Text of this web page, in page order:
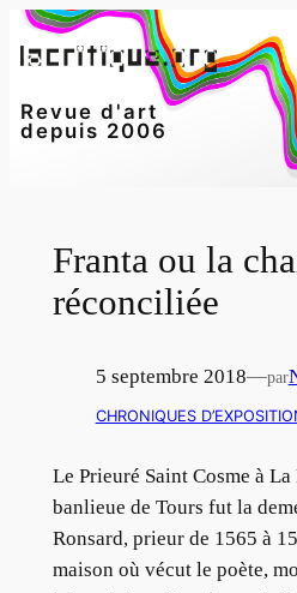
Aller
au
Revue d'art
depuis 2006
Franta ou la
réconciliée
5 septembre 2018—par
CHRONIQUES
Le Prieuré Saint Cosme à
banlieue de Tours fut la
Ronsard, prieur de 1565 à
maison où vécut le poète,